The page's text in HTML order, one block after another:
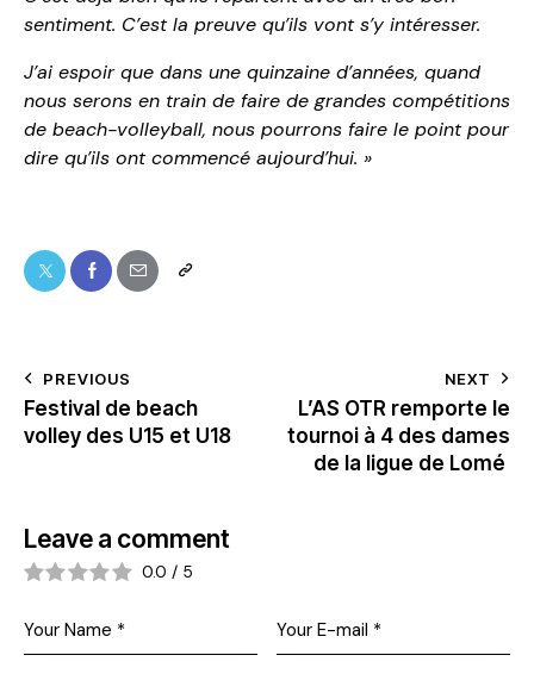
sentiment. C’est la preuve qu’ils vont s’y intéresser.
J’ai espoir que dans une quinzaine d’années, quand
nous serons en train de faire de grandes compétitions
de beach-volleyball, nous pourrons faire le point pour
dire qu’ils ont commencé aujourd’hui. »
PREVIOUS
Festival de beach
volley des U15 et U18
NEXT
L’AS OTR remporte le
tournoi à 4 des dames
de la ligue de Lomé
Leave a comment
0.0 / 5